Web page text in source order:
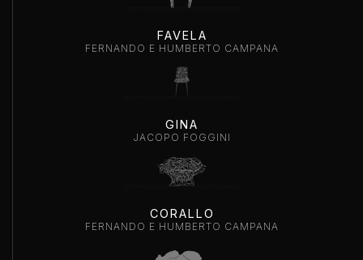
FAVELA
FERNANDO E HUMBERTO CAMPANA
GINA
JACOPO FOGGINI
CORALLO
FERNANDO E HUMBERTO CAMPANA